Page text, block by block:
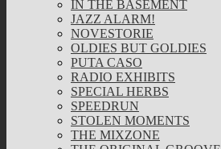
IN THE BASEMENT
JAZZ ALARM!
NOVESTORIE
OLDIES BUT GOLDIES
PUTA CASO
RADIO EXHIBITS
SPECIAL HERBS
SPEEDRUN
STOLEN MOMENTS
THE MIXZONE